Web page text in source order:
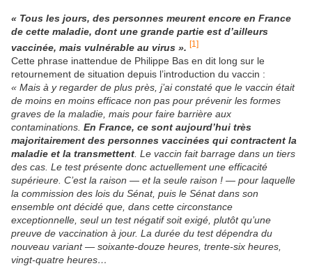
« Tous les jours, des personnes meurent encore en France
de cette maladie, dont une grande partie est d’ailleurs
vaccinée, mais vulnérable au virus ». [1]
Cette phrase inattendue de Philippe Bas en dit long sur le
retournement de situation depuis l’introduction du vaccin :
« Mais à y regarder de plus près, j’ai constaté que le vaccin était
de moins en moins efficace non pas pour prévenir les formes
graves de la maladie, mais pour faire barrière aux
contaminations. En France, ce sont aujourd’hui très
majoritairement des personnes vaccinées qui contractent la
maladie et la transmettent . Le vaccin fait barrage dans un tiers
des cas. Le test présente donc actuellement une efficacité
supérieure. C’est la raison — et la seule raison ! — pour laquelle
la commission des lois du Sénat, puis le Sénat dans son
ensemble ont décidé que, dans cette circonstance
exceptionnelle, seul un test négatif soit exigé, plutôt qu’une
preuve de vaccination à jour. La durée du test dépendra du
nouveau variant — soixante‑douze heures, trente-six heures,
vingt-quatre heures…